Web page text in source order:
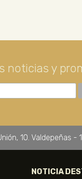
noticias y
10. Valdepeñas -
NOTICIA